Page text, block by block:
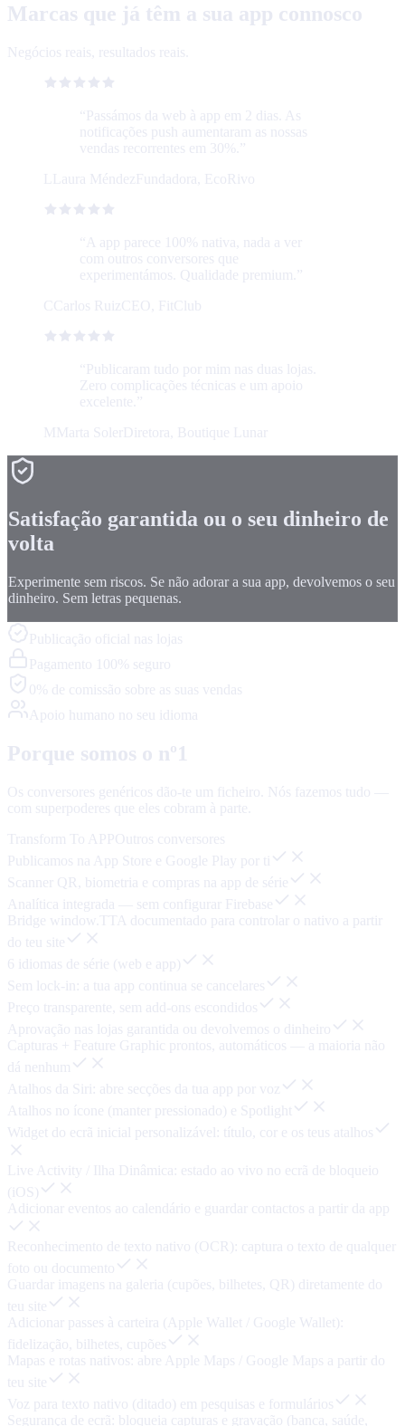
Marcas que já têm a sua app connosco
Negócios reais, resultados reais.
“ Passámos da web à app em 2 dias. As
notificações push aumentaram as nossas
vendas recorrentes em 30%.
”
L Laura MéndezFundadora, EcoRivo
“ A app parece 100% nativa, nada a ver
com outros conversores que
experimentámos. Qualidade premium. ”
C Carlos RuizCEO, FitClub
“ Publicaram tudo por mim nas duas lojas.
Zero complicações técnicas e um apoio
excelente. ”
M Marta Soler Diretora, Boutique Lunar
Satisfação garantida ou o seu dinheiro de
volta
Experimente sem riscos. Se não adorar a sua app, devolvemos o seu
dinheiro. Sem letras pequenas.
Publicação oficial nas lojas
Pagamento 100% seguro
0% de comissão sobre as suas vendas
Apoio humano no seu idioma
Porque somos o nº1
Os conversores genéricos dão-te um ficheiro. Nós fazemos tudo —
com superpoderes que eles cobram à parte.
Transform To APPOutros conversores
Publicamos na App Store e Google Play por ti
Scanner QR, biometria e compras na app de série
Analítica integrada — sem configurar Firebase
Bridge window.TTA documentado para controlar o nativo a partir
do teu site
6 idiomas de série (web e app)
Sem lock-in: a tua app continua se cancelares
Preço transparente, sem add-ons escondidos
Aprovação nas lojas garantida ou devolvemos o dinheiro
Capturas + Feature Graphic prontos, automáticos — a maioria não
dá nenhum
Atalhos da Siri: abre secções da tua app por voz
Atalhos no ícone (manter pressionado) e Spotlight
Widget do ecrã inicial personalizável: título, cor e os teus atalhos
Live Activity / Ilha Dinâmica: estado ao vivo no ecrã de bloqueio
(iOS)
Adicionar eventos ao calendário e guardar contactos a partir da app
Reconhecimento de texto nativo (OCR): captura o texto de qualquer
foto ou documento
Guardar imagens na galeria (cupões, bilhetes, QR) diretamente do
teu site
Adicionar passes à carteira (Apple Wallet / Google Wallet):
fidelização, bilhetes, cupões
Mapas e rotas nativos: abre Apple Maps / Google Maps a partir do
teu site
Voz para texto nativo (ditado) em pesquisas e formulários
Segurança de ecrã: bloqueia capturas e gravação (banca, saúde,